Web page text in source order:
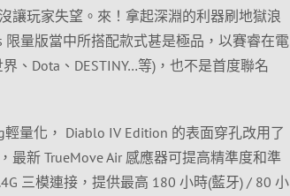
讓玩家失望。來！拿起深淵的利器刷地獄浪
量版當中所搭配款式甚是極品，以賽睿在電
、Dota、DESTINY…等)，也不是首度聯名
量化， Diablo IV Edition 的表面穿孔改用了
新 TrueMove Air 感應器可提高精準度和準
三模連接，提供最高 180 小時(藍牙) / 80 小